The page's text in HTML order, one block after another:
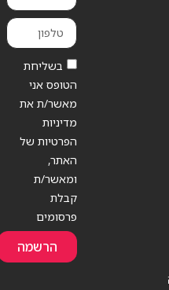
בשליחת
הטופס אני
מאשר/ת את
מדיניות
הפרטיות של
האתר,
ומאשר/ת
קבלת
פרסומים
הרשמה